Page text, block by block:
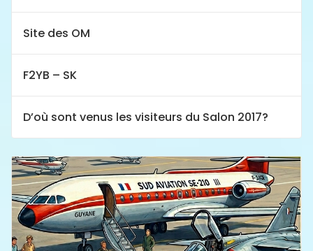
Site des OM
F2YB – SK
D’où sont venus les visiteurs du Salon 2017?